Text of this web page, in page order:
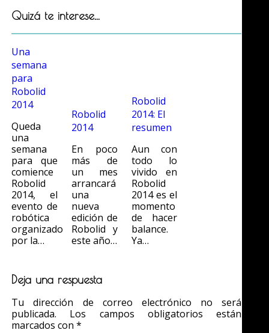
Quizá te interese...
Una
semana
para
Robolid
2014
Queda
una
semana
para que
comience
Robolid
2014, el
evento de
robótica
organizado
por la…
Robolid
2014
En poco
más de
un mes
arrancará
una
nueva
edición de
Robolid y
este año…
Robolid
2014: El
resumen
Aun con
todo lo
vivido en
Robolid
2014 es el
momento
de hacer
balance.
Ya…
Deja una respuesta
Tu dirección de correo electrónico no será
publicada.
Los campos obligatorios están
marcados con*